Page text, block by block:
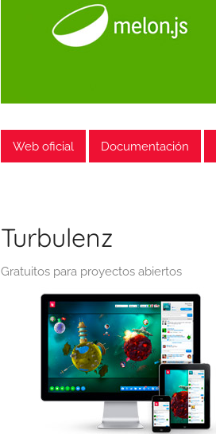
Web oficial Documentación
Turbulenz
Gratuitos para proyectos abiertos